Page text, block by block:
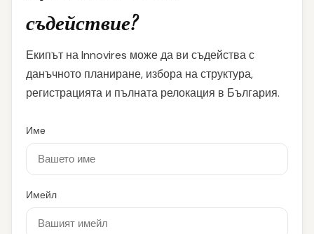
съдействие?
Екипът на Innovires може да ви съдейства с
данъчното планиране, избора на структура,
регистрацията и пълната релокация в България.
Име
Имейл